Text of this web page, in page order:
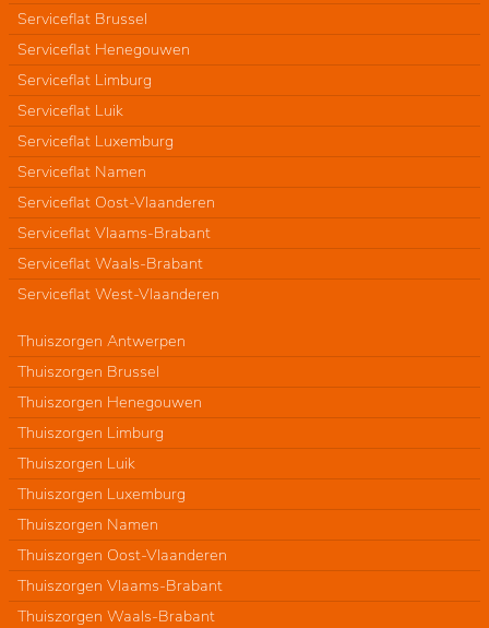
Serviceflat Brussel
Serviceflat Henegouwen
Serviceflat Limburg
Serviceflat Luik
Serviceflat Luxemburg
Serviceflat Namen
Serviceflat Oost-Vlaanderen
Serviceflat Vlaams-Brabant
Serviceflat Waals-Brabant
Serviceflat West-Vlaanderen
Thuiszorgen Antwerpen
Thuiszorgen Brussel
Thuiszorgen Henegouwen
Thuiszorgen Limburg
Thuiszorgen Luik
Thuiszorgen Luxemburg
Thuiszorgen Namen
Thuiszorgen Oost-Vlaanderen
Thuiszorgen Vlaams-Brabant
Thuiszorgen Waals-Brabant